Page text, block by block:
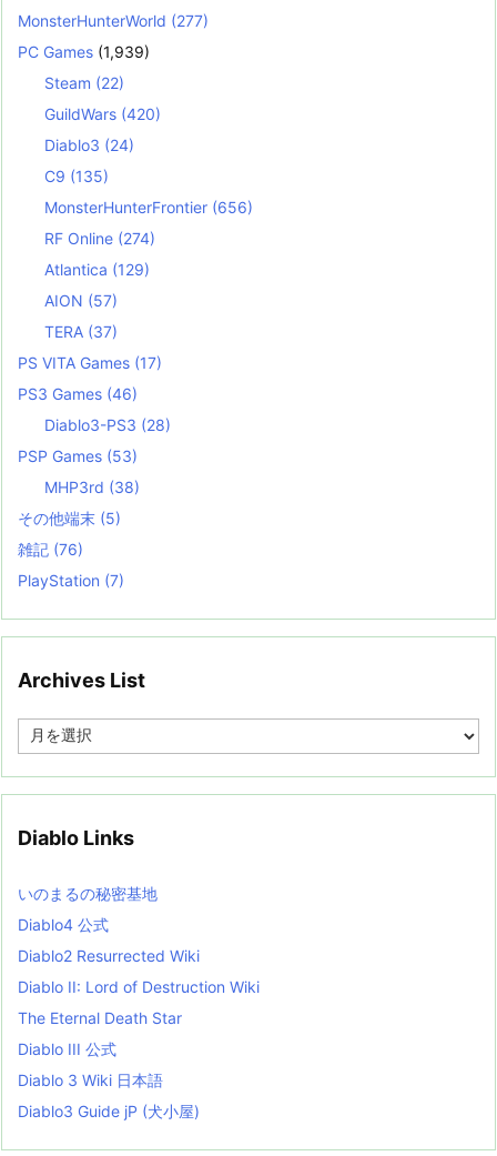
MonsterHunterWorld (277)
PC Games (1,939)
Steam (22)
GuildWars (420)
Diablo3 (24)
C9 (135)
MonsterHunterFrontier (656)
RF Online (274)
Atlantica (129)
AION (57)
TERA (37)
PS VITA Games (17)
PS3 Games (46)
Diablo3-PS3 (28)
PSP Games (53)
MHP3rd (38)
その他端末 (5)
雑記 (76)
PlayStation (7)
Archives List
e
i
s
t
Diablo Links
いのまるの秘密基地
Diablo4 公式
Diablo2 Resurrected Wiki
Diablo II: Lord of Destruction Wiki
The Eternal Death Star
Diablo III 公式
Diablo 3 Wiki 日本語
Diablo3 Guide jP (犬小屋)